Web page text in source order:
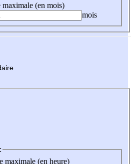
maximale (en mois)
mois
maximale (en heure)